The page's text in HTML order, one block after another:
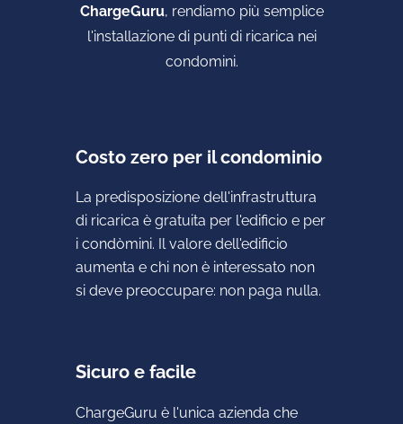
ChargeGuru, rendiamo più semplice
l'installazione di punti di ricarica nei
condomini.
Costo zero per il condominio
La predisposizione dell'infrastruttura
di ricarica è gratuita per l'edificio e per
i condòmini. Il valore dell'edificio
aumenta e chi non è interessato non
si deve preoccupare: non paga nulla.
Sicuro e facile
ChargeGuru è l'unica azienda che